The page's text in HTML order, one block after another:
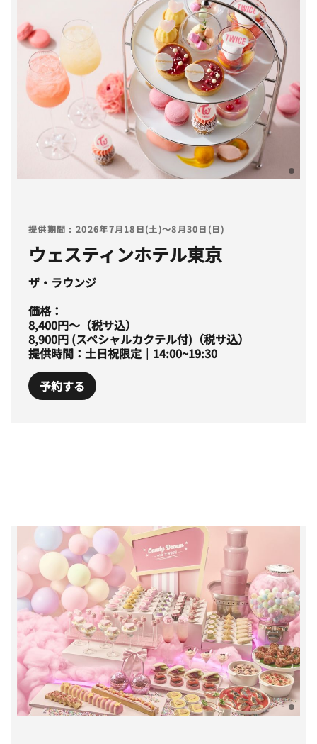
提供期間 : 2026年7月18日(土)～8月30日(日)
ウェスティンホテル東京
ザ・ラウンジ
価格：
8,400円～（税サ込）
8,900円 (スペシャルカクテル付)（税サ込）
提供時間：土日祝限定｜14:00~19:30
予約する